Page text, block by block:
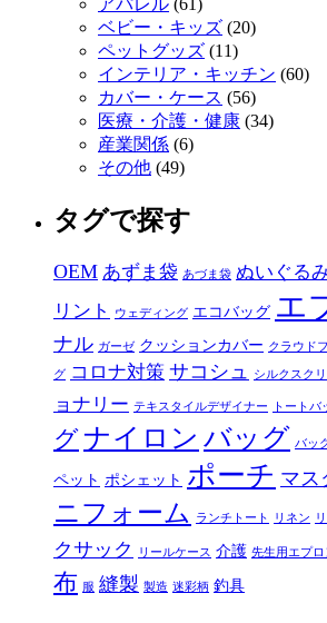
アパレル (61)
ベビー・キッズ (20)
ペットグッズ (11)
インテリア・キッチン (60)
カバー・ケース (56)
医療・介護・健康 (34)
産業関係 (6)
その他 (49)
タグで探す
OEM あずま袋 あづま袋 ぬいぐる
リント
ウェディング エコバッグ エ
ナル ガーゼ クッションカバー クラウド
グ コロナ対策 サコシュ シルクスク
ョナリー テキスタイルデザイナー トートバ
グナイロン バッグ バッ
ペット ポシェット ポーチ マス
ニフォーム
ランチトート リネン
クサック
リールケース 介護 先生用エプロ
布 服 縫製 製造 迷彩柄 釣具